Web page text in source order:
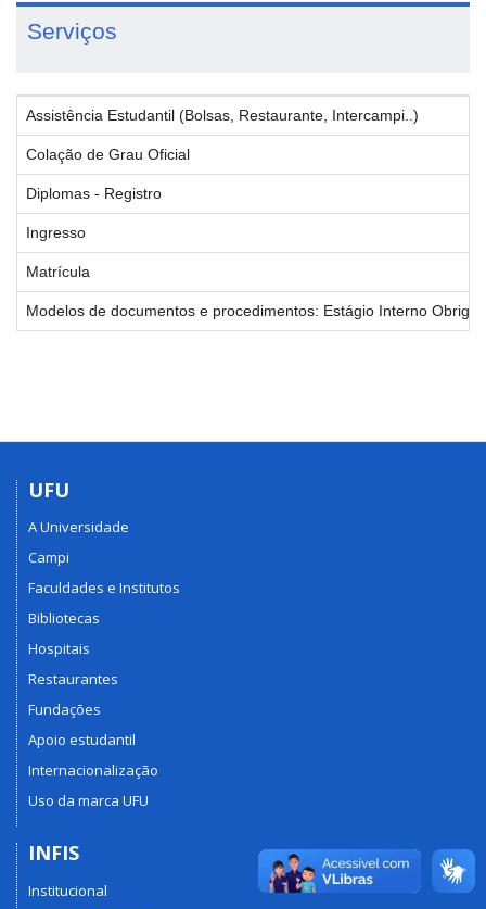
Serviços
Assistência Estudantil (Bolsas, Restaurante, Intercampi..)
Colação de Grau Oficial
Diplomas - Registro
Ingresso
Matrícula
Modelos de documentos e procedimentos: Estágio Interno
UFU
A Universidade
Campi
Faculdades e Institutos
Bibliotecas
Hospitais
Restaurantes
Fundações
Apoio estudantil
Internacionalização
Uso da marca UFU
INFIS
Institucional